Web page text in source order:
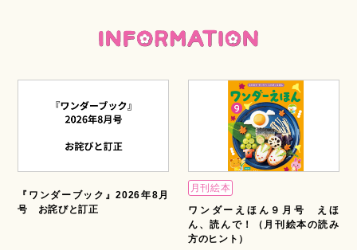
『ワンダーブック』2026年8月
号 お詫びと訂正
月刊絵本
ワンダーえほん９月号 えほ
ん、読んで！（月刊絵本の読み
方のヒント）